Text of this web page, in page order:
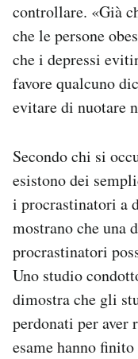
controllare. «Già
che le persone
che i depressi
favore qualcuno
evitare di nuotare
Secondo chi si
esistono dei
i procrastinatori a
mostrano che una
procrastinatori
Uno studio
dimostra che gli
perdonati per
esame hanno